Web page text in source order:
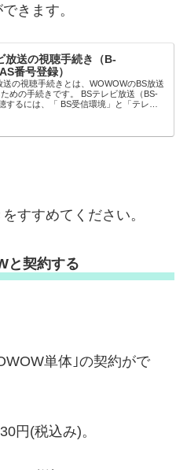
きます。
放送の視聴手続き（B-
番号登録）
送の視聴手続きとは、WOWOWのBS放送
めの手続きです。 BSテレビ放送（BS-
するには、「 BS受信環境」と「テレビ
すすめてください。
と契約する
単体｣の契約がで
円(税込み)。